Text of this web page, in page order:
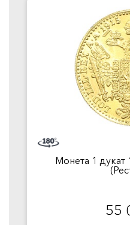
Монета 1 дукат
55